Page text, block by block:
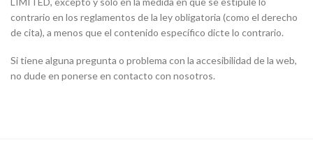
contrario en los reglamentos de la ley obligatoria (como el derecho
de cita), a menos que el contenido específico dicte lo contrario.
Si tiene alguna pregunta o problema con la accesibilidad de la web,
no dude en ponerse en contacto con nosotros.